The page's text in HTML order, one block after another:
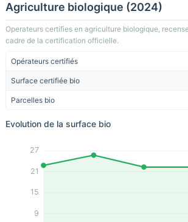
Agriculture biologique (2024)
Operateurs certifies en agriculture biologique,
cadre de la certification officielle.
Opérateurs certifiés
Surface certifiée bio
Parcelles bio
Evolution de la surface bio
9
15
21
27